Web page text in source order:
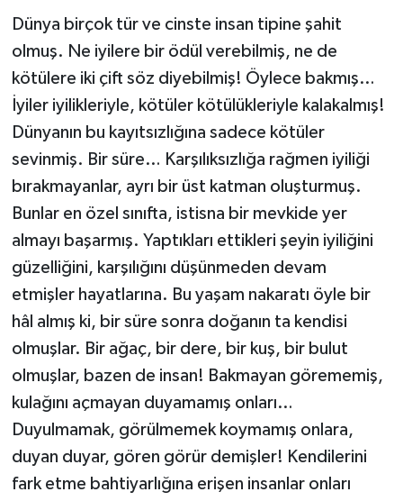
Dünya birçok tür ve cinste insan tipine şahit
olmuş. Ne iyilere bir ödül verebilmiş, ne de
kötülere iki çift söz diyebilmiş! Öylece bakmış…
İyiler iyilikleriyle, kötüler kötülükleriyle kalakalmış!
Dünyanın bu kayıtsızlığına sadece kötüler
sevinmiş. Bir süre… Karşılıksızlığa rağmen iyiliği
bırakmayanlar, ayrı bir üst katman oluşturmuş.
Bunlar en özel sınıfta, istisna bir mevkide yer
almayı başarmış. Yaptıkları ettikleri şeyin iyiliğini
güzelliğini, karşılığını düşünmeden devam
etmişler hayatlarına. Bu yaşam nakaratı öyle bir
hâl almış ki, bir süre sonra doğanın ta kendisi
olmuşlar. Bir ağaç, bir dere, bir kuş, bir bulut
olmuşlar, bazen de insan! Bakmayan görememiş,
kulağını açmayan duyamamış onları…
Duyulmamak, görülmemek koymamış onlara,
duyan duyar, gören görür demişler! Kendilerini
fark etme bahtiyarlığına erişen insanlar onları
İLÇELER
OTOPARK
TEKNOLOJİ